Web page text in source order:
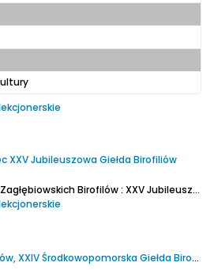
XXV Jubileuszowa Giełda Birofiliów
Birofilów : XXV Jubileuszowa Giełda Birofiliów Żywiec 2023
2019.07.13 - Człuchów, XXIV Środkowopomorska Giełda Birofilska